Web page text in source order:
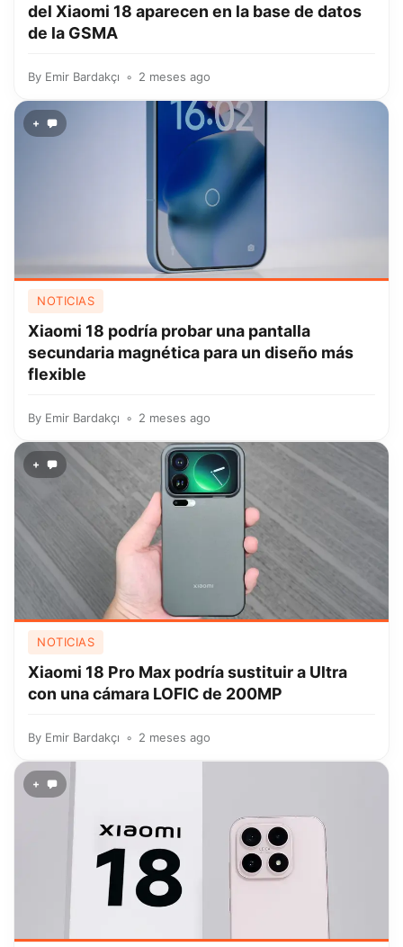
del Xiaomi 18 aparecen en la base de datos
de la GSMA
By Emir Bardakçı 2 meses ago
+
NOTICIAS
Xiaomi 18 podría probar una pantalla
secundaria magnética para un diseño más
flexible
By Emir Bardakçı 2 meses ago
+
NOTICIAS
Xiaomi 18 Pro Max podría sustituir a Ultra
con una cámara LOFIC de 200MP
By Emir Bardakçı 2 meses ago
+